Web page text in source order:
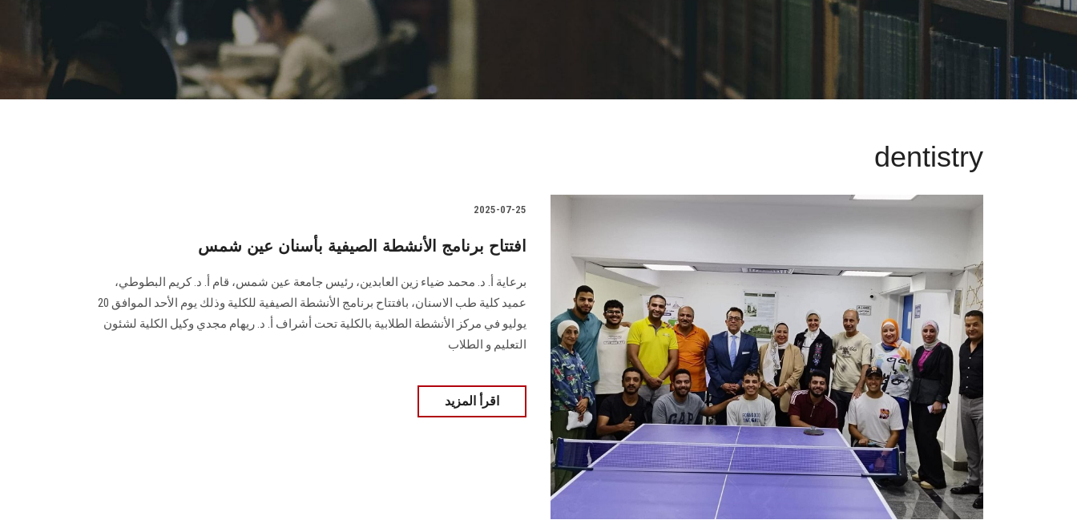
dentistry
2025-07-25
افتتاح برنامج الأنشطة الصيفية بأسنان عين شمس
برعاية أ. د. محمد ضياء زين العابدين، رئيس جامعة عين شمس، قام أ. د. كريم البطوطي،
عميد كلية طب الاسنان، بافتتاح برنامج الأنشطة الصيفية للكلية وذلك يوم الأحد الموافق 20
يوليو في مركز الأنشطة الطلابية بالكلية تحت أشراف أ. د. ريهام مجدي وكيل الكلية لشئون
التعليم و الطلاب
اقرأ المزيد